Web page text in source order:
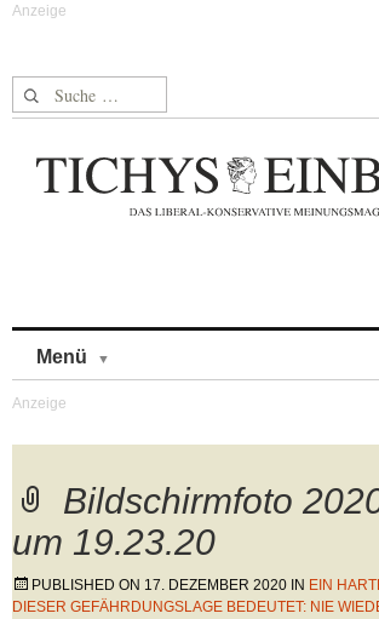
Suche nach:
Menü
Bildschirmfoto
um 19.23.20
PUBLISHED ON 17. DEZEMBER 2020 IN EIN
DIESER GEFÄHRDUNGSLAGE BEDEUTET: NIE